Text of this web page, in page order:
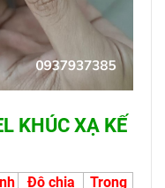
KHÚC XẠ KẾ
Độ chia
Trọng